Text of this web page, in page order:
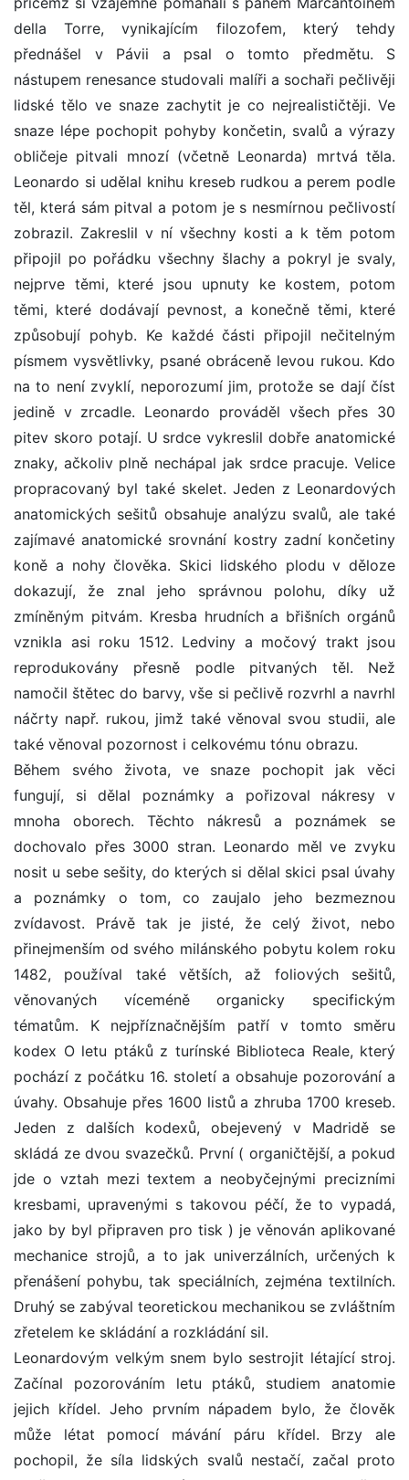
della Torre, vynikajícím filozofem, který tehdy
přednášel v Pávii a psal o tomto předmětu. S
nástupem renesance studovali malíři a sochaři pečlivěji
lidské tělo ve snaze zachytit je co nejrealističtěji. Ve
snaze lépe pochopit pohyby končetin, svalů a výrazy
obličeje pitvali mnozí (včetně Leonarda) mrtvá těla.
Leonardo si udělal knihu kreseb rudkou a perem podle
těl, která sám pitval a potom je s nesmírnou pečlivostí
zobrazil. Zakreslil v ní všechny kosti a k těm potom
připojil po pořádku všechny šlachy a pokryl je svaly,
nejprve těmi, které jsou upnuty ke kostem, potom
těmi, které dodávají pevnost, a konečně těmi, které
způsobují pohyb. Ke každé části připojil nečitelným
písmem vysvětlivky, psané obráceně levou rukou. Kdo
na to není zvyklí, neporozumí jim, protože se dají číst
jedině v zrcadle. Leonardo prováděl všech přes 30
pitev skoro potají. U srdce vykreslil dobře anatomické
znaky, ačkoliv plně nechápal jak srdce pracuje. Velice
propracovaný byl také skelet. Jeden z Leonardových
anatomických sešitů obsahuje analýzu svalů, ale také
zajímavé anatomické srovnání kostry zadní končetiny
koně a nohy člověka. Skici lidského plodu v děloze
dokazují, že znal jeho správnou polohu, díky už
zmíněným pitvám. Kresba hrudních a břišních orgánů
vznikla asi roku 1512. Ledviny a močový trakt jsou
reprodukovány přesně podle pitvaných těl. Než
namočil štětec do barvy, vše si pečlivě rozvrhl a navrhl
náčrty např. rukou, jimž také věnoval svou studii, ale
také věnoval pozornost i celkovému tónu obrazu.
Během svého života, ve snaze pochopit jak věci
fungují, si dělal poznámky a pořizoval nákresy v
mnoha oborech. Těchto nákresů a poznámek se
dochovalo přes 3000 stran. Leonardo měl ve zvyku
nosit u sebe sešity, do kterých si dělal skici psal úvahy
a poznámky o tom, co zaujalo jeho bezmeznou
zvídavost. Právě tak je jisté, že celý život, nebo
přinejmenším od svého milánského pobytu kolem roku
1482, používal také větších, až foliových sešitů,
věnovaných víceméně organicky specifickým
tématům. K nejpříznačnějším patří v tomto směru
kodex O letu ptáků z turínské Biblioteca Reale, který
pochází z počátku 16. století a obsahuje pozorování a
úvahy. Obsahuje přes 1600 listů a zhruba 1700 kreseb.
Jeden z dalších kodexů, obejevený v Madridě se
skládá ze dvou svazečků. První ( organičtější, a pokud
jde o vztah mezi textem a neobyčejnými precizními
kresbami, upravenými s takovou péčí, že to vypadá,
jako by byl připraven pro tisk ) je věnován aplikované
mechanice strojů, a to jak univerzálních, určených k
přenášení pohybu, tak speciálních, zejména textilních.
Druhý se zabýval teoretickou mechanikou se zvláštním
zřetelem ke skládání a rozkládání sil.
Leonardovým velkým snem bylo sestrojit létající stroj.
Začínal pozorováním letu ptáků, studiem anatomie
jejich křídel. Jeho prvním nápadem bylo, že člověk
může létat pomocí mávání páru křídel. Brzy ale
pochopil, že síla lidských svalů nestačí, začal proto